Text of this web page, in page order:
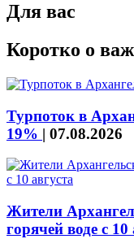
Для вас
Коротко о
Турпоток в
19% | 07.08.2026
Жители
горячей воде с 10